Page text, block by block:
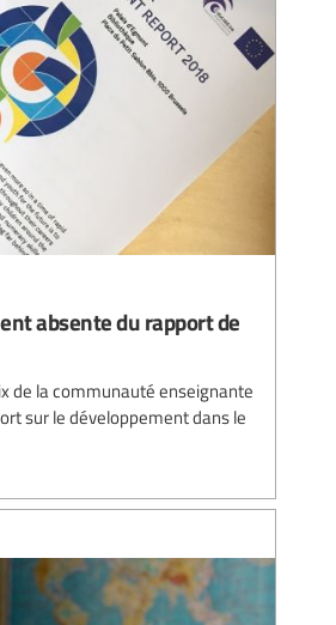
absente du rapport de
de la communauté enseignante
sur le développement dans le